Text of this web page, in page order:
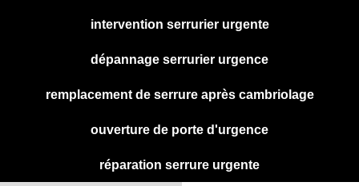
intervention serrurier urgente
dépannage serrurier urgence
remplacement de serrure après cambriolage
ouverture de porte d'urgence
réparation serrure urgente